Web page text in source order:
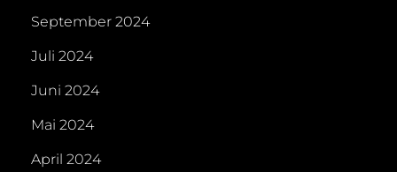
September 2024
Juli 2024
Juni 2024
Mai 2024
April 2024